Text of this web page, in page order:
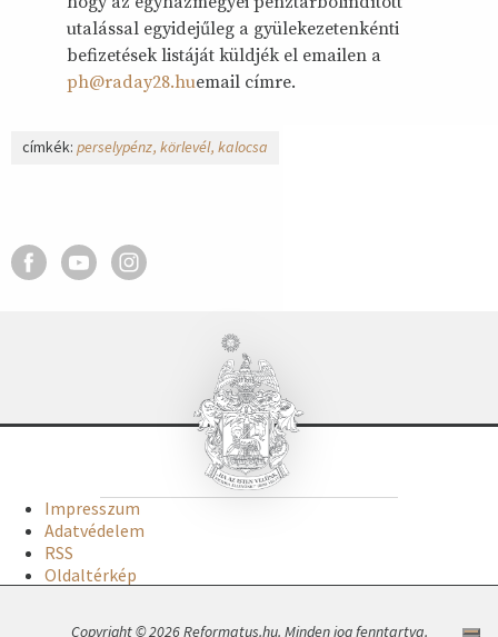
utalással egyidejűleg a gyülekezetenkénti
befizetések listáját küldjék el emailen a
ph@raday28.huemail címre.
címkék: perselypénz körlevél kalocsa
Impresszum
Adatvédelem
RSS
Oldaltérkép
Copyright © 2026 Reformatus.hu. Minden jog fenntartva.